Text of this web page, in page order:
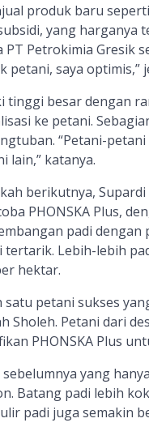
produk baru
yang harganya
PT Petrokimia Gresik
petani, saya optimis,”
tinggi besar dengan
ke petani.
“Petani-
lain,” katanya.
berikutnya,
PHONSKA Plus,
padi
tertarik. Lebih-lebih
hektar.
satu petani sukses
Sholeh. Petani dari
PHONSKA Plus
sebelumnya yang
Batang padi lebih
padi juga semakin